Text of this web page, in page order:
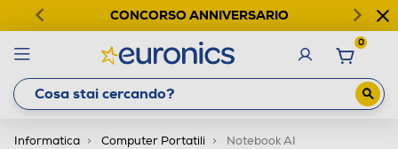
CONCORSO ANNIVERSARIO
0
Informatica Computer Portatili Notebook AI